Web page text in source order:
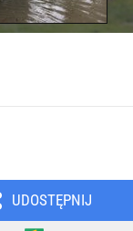
UDOSTĘPNIJ